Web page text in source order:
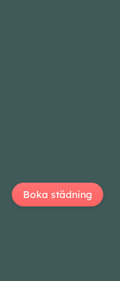
Boka städning